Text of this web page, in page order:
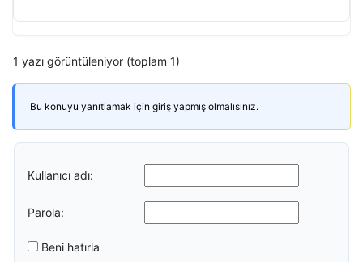
1 yazı görüntüleniyor (toplam 1)
Bu konuyu yanıtlamak için giriş yapmış olmalısınız.
Kullanıcı adı:
Parola:
Beni hatırla